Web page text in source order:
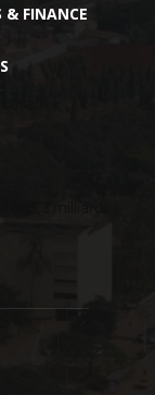
& FINANCE